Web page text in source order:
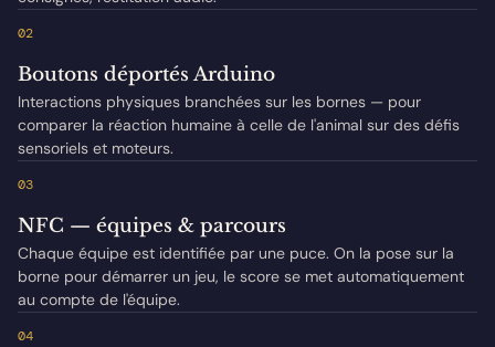
02
Boutons déportés Arduino
Interactions physiques branchées sur les bornes — pour
comparer la réaction humaine à celle de l'animal sur des défis
sensoriels et moteurs.
03
NFC — équipes & parcours
Chaque équipe est identifiée par une puce. On la pose sur la
borne pour démarrer un jeu, le score se met automatiquement
au compte de l'équipe.
04